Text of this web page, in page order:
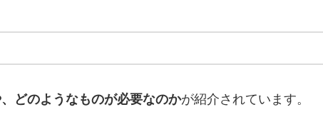
どのようなものが必要なのかが紹介されています。